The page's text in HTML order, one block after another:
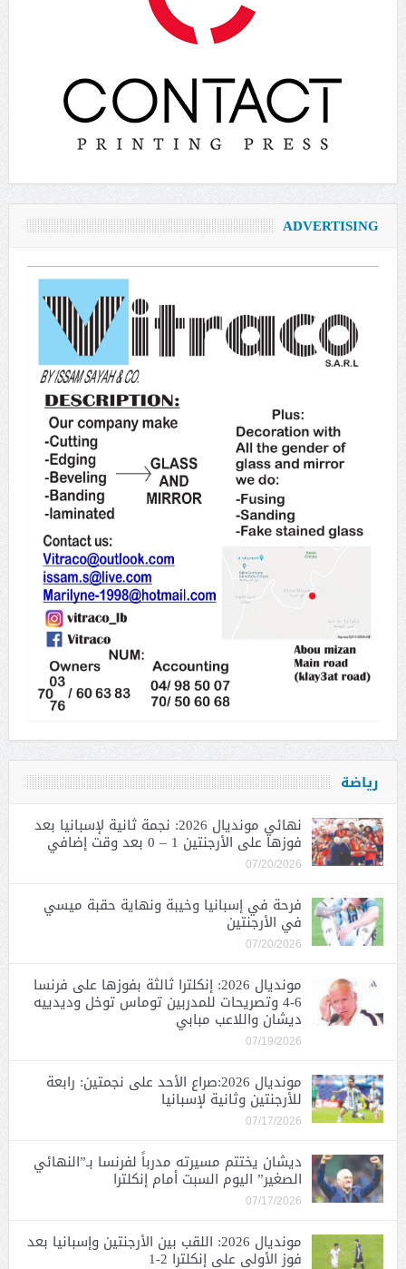
ADVERTISING
رياضة
نهائي مونديال 2026: نجمة ثانية لإسبانيا بعد
فوزها على الأرجنتين 1 – 0 بعد وقت إضافي
07/20/2026
فرحة في إسبانيا وخيبة ونهاية حقبة ميسي
في الأرجنتين
07/20/2026
مونديال 2026: إنكلترا ثالثة بفوزها على فرنسا
6-4 وتصريحات للمدربين توماس توخل وديدييه
ديشان واللاعب مبابي
07/19/2026
مونديال 2026:صراع الأحد على نجمتين: رابعة
للأرجنتين وثانية لإسبانيا
07/17/2026
ديشان يختتم مسيرته مدرباً لفرنسا بـ”النهائي
الصغير” اليوم السبت أمام إنكلترا
07/17/2026
مونديال 2026: اللقب بين الأرجنتين وإسبانيا بعد
فوز الأولى على إنكلترا 2-1